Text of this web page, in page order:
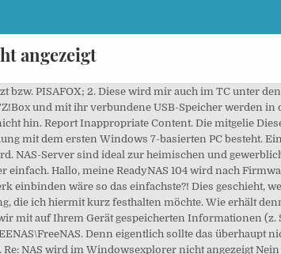
angezeigt
bei Erscheinen neuer Tests und Berichte: ComputerBase berichtet unabhängig und verkauft deshalb keine Inhalte, sondern Werbebanner. Wir zeigen, wie Sie den Miniserver wieder sichtbar machen. Ab Windows 10 Version 1709 (Fall Creators Update) wird SMB-Version 1 (SMBv1) von Windows standardmäßig nicht mehr unterstützt. Wird diese jedoch nicht im Netzwerk angezeigt, deutet dies auf einen Netzwerkfehler hin. Aktuellste Windowsversion deaktiviert das unsichere SMB-v1-Protokoll, das aber von 99,7% aller NAS-Geräte verwendet wird (by default, sicherlich sind die meisten SMBv2/3-fähig), Ryzen 3700x >LiquidFreezerll280 * Asus MG279 > RadeonVll >Predator360(solo+fullcover) * 2x16GB TridentZ F4-3600C17 >AsRock B550 Extreme4 > A-Data AX8200Pro * Corsair RM750x > Fractal R5 * Sharkoon DAC Pro S > HyperX Pro & Arctic3. nichts). Der Artikel wird Ihnen 3 effektive Lösungen anbieten, wenn Netzlaufwerk unter Windows 10 nicht angezeigt wird oder Dateien & Ordner auf dem Laufwerk nicht komplett angezeigt werden. Dieses Problem kann durch Entschlüsseln und Deaktivieren von BitLocker behoben werden, während eine Verbindung mit dem ersten Windows 7-basierten PC besteht. Wie aber gesagt, über Ubuntu komme ich drauf - nicht über Windows. AW: Andere Rechner im Netzwerk nicht im Explorer sichtbar Ohne SMBv1 wird Dir niemals mehr ein Rechner im Explorer automatisch angezeigt werden. auch direkt mit dem Motherboard zu verbinden) oder verbinden Sie sie mit einem neuen USB-Kabel, um zu sehen, ob es daran liegt und sie dann im PC angezeigt wird. Synology NAS Netzwerkgerät wird im Windows 10 Explorer nicht angezeigt; Zugriff nicht möglich Lumia 950 wird auf Windows 10 Pro PC nicht mehr im Explorer angezeigt Externe Festplatte USB 3.0 wird im Windows 10 Explorer nicht angezeigt Anzeige der Netzwerkcomputer im Explorer – bei Domänennetzwerk Hallo! Wird das Internet Explorer-Symbol imStartmenü nicht angezeigt, suchen Sie im Ordner Programme bzw. Options. Der hat soviel ich weiss eine IP vom Router per DHCP zugewiesen bekommen und ist seit ich ihn nicht mehr finde immernoch die gleiche. : Mozilla Firefox Version 3.6-20 Google Chrome Version 13 -26 (wobei SNMP = Simple Network Management Protocol) Synology-NAS per Ping-Befehl suchen: So gehts Quelle: PCtipp https://www.google.com/search?q=netzwerklaufwerk+einbinden&ie=utf-8&oe=utf-8&client=firefox-b-ab, https://blogs.technet.microsoft.com/filecab/2017/06/01/smb1-product-clearinghouse/, ASUS RT-AC58U MedienServer aktualisiert nicht mehr, Netzwerk-Teilnehmer werden im Windows-Explorer nicht mehr angezeigt, Zugriff aber möglich, Defekt und Austausch einer 8TB IronWolf Festplatte im QNAP TS451A NAS, Festplatten werden trotz Mainboardtausches nicht mehr erkannt. Und zwar dann, wenn ich im Büro den Rechner einfach nur zuklappe (also nicht runterfahre) und … 1 Die WDMYCLOUD war tadellos im Explorer zu benutzen, bis Windows 10 ein automatisches Update auf Version 1709 durchgeführt hat. Ich find´s ja echt putzig. Die FRITZ!Box und mit ihr verbundene USB-Speicher werden in der Netzwerkumgebung von Windows-Computern nicht angezeigt. Die normale Seite wird in allen Browsern (auch IE 11) normal angezeigt! Wechselt man auf Windows 10, fällt auf, dass Netzlaufwerke, die im Explorer verbunden und angezeigt werden, in manchen Applikationen nicht zur Verfügung stehen. Oktober 2012 #1; HI! In diesem Fall wird Ihnen auch gleich die IP des Netzwerkspeichers angezeigt (im Beispiel unten die Netzwerkadresse 192.168.0.157). In diesem Praxistipp zeigen wir Ihnen, was zu tun ist, wenn Ihre externe Festplatte nicht angezeigt wird. An der Firewall liegt es nicht. aragon1006. Auf den anderen